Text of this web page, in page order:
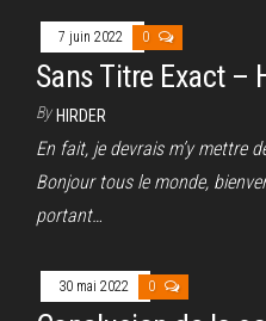
7 juin 2022 0
Sans Titre Exact –
By HIRDER
En fait, je devrais m’y mettre
Bonjour tous le monde,
portant…
30 mai 2022 0